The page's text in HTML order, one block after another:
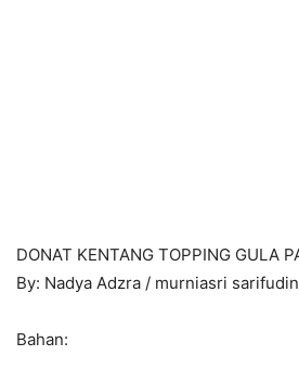
DONAT KENTANG TOPPING GULA
By: Nadya Adzra / murniasri sarifudin
Bahan: